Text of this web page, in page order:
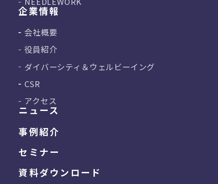
ニュース
事例紹介
セミナー
資料ダウンロード
企業情報
会社概要
役員紹介
ダイバーシティ＆ ウェルビーイング
CSR
アクセス